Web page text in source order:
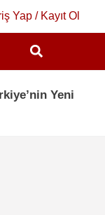
Yap / Kayıt Ol
Yeni